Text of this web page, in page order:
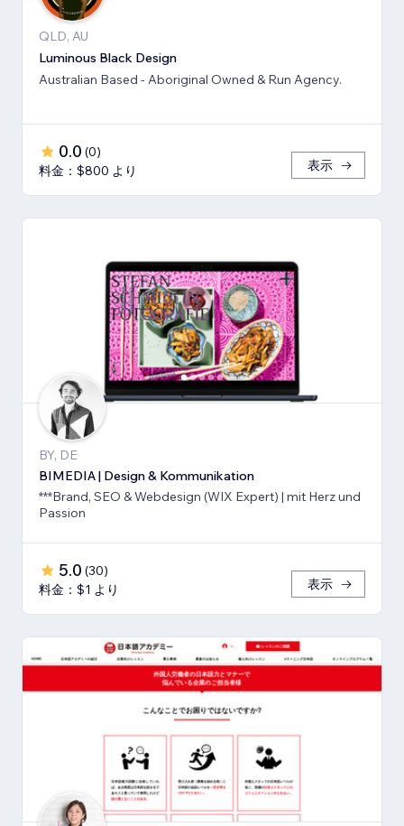
QLD, AU
Luminous Black Design
Australian Based - Aboriginal Owned & Run Agency.
0.0 (0)
料金：$800 より
表示
BY, DE
BIMEDIA | Design & Kommunikation
***Brand, SEO & Webdesign (WIX Expert) | mit Herz und
Passion
5.0 (30)
料金：$1 より
表示